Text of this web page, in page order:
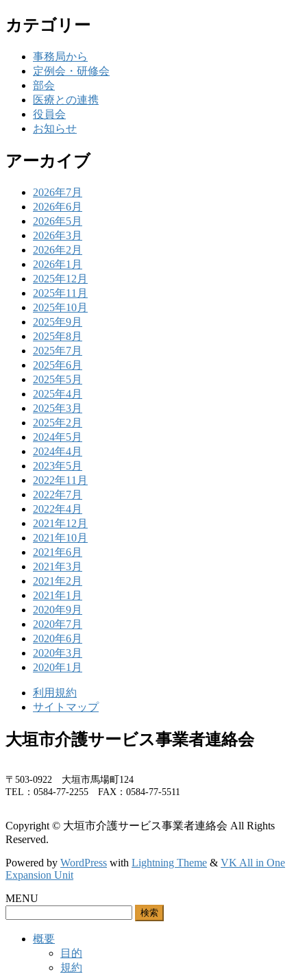
カテゴリー
事務局から
定例会・研修会
部会
医療との連携
役員会
お知らせ
アーカイブ
2026年7月
2026年6月
2026年5月
2026年3月
2026年2月
2026年1月
2025年12月
2025年11月
2025年10月
2025年9月
2025年8月
2025年7月
2025年6月
2025年5月
2025年4月
2025年3月
2025年2月
2024年5月
2024年4月
2023年5月
2022年11月
2022年7月
2022年4月
2021年12月
2021年10月
2021年6月
2021年3月
2021年2月
2021年1月
2020年9月
2020年7月
2020年6月
2020年3月
2020年1月
利用規約
サイトマップ
大垣市介護サービス事業者連絡会
〒503-0922 大垣市馬場町124
TEL：0584-77-2255 FAX：0584-77-5511
Copyright © 大垣市介護サービス事業者連絡会 All Rights
Reserved.
Powered by WordPress with Lightning Theme & VK All in One
Expansion Unit
MENU
概要
目的
規約